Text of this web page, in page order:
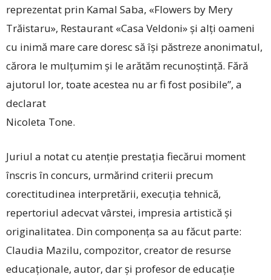
reprezentat prin Kamal Saba, «Flowers by Mery
Trăistaru», Restaurant «Casa Veldoni» și alți oameni
cu inimă mare care doresc să își păstreze anonimatul,
cărora le mulțumim și le arătăm recunoștință. Fără
ajutorul lor, toate acestea nu ar fi fost posibile”, a
declarat
Nicoleta Tone.
Juriul a notat cu atenție prestația fiecărui moment
înscris în concurs, urmărind criterii precum
corectitudinea interpretării, execuția tehnică,
repertoriul adecvat vârstei, impresia artistică și
originalitatea. Din componența sa au făcut parte:
Claudia Mazilu, compozitor, creator de resurse
educaționale, autor, dar și profesor de educație